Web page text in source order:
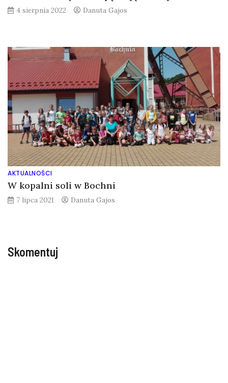
4 sierpnia 2022 Danuta Gajos
AKTUALNOŚCI
W kopalni soli w Bochni
7 lipca 2021 Danuta Gajos
Skomentuj